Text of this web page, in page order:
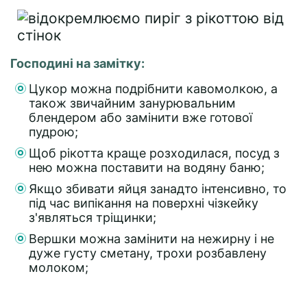
Господині на замітку:
Цукор можна подрібнити кавомолкою, а
також звичайним занурювальним
блендером або замінити вже готової
пудрою;
Щоб рікотта краще розходилася, посуд з
нею можна поставити на водяну баню;
Якщо збивати яйця занадто інтенсивно, то
під час випікання на поверхні чізкейку
з'являться тріщинки;
Вершки можна замінити на нежирну і не
дуже густу сметану, трохи розбавлену
молоком;